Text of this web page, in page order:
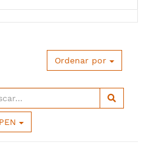
PEN
Ordenar por